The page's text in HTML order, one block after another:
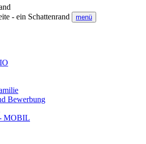
menü
Bewerbung
MOBIL